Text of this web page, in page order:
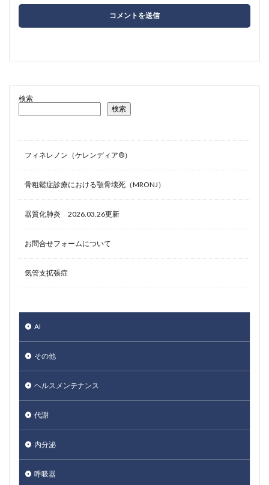
検索
検索
フィネレノン（ケレンディア®）
骨粗鬆症診療における顎骨壊死（MRONJ）
器質化肺炎 2026.03.26更新
お問合せフォームについて
気管支拡張症
AI
その他
ヘルスメンテナンス
代謝
内分泌
呼吸器